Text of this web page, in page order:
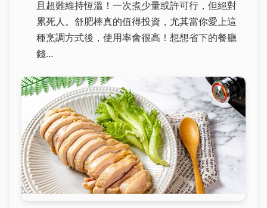
且超難維持恆溫！一次煮少量或許可行，但絕對
累死人。舒肥棒真的值得投資，尤其當你愛上這
種烹調方式後，使用率會很高！想想省下的餐廳
錢...